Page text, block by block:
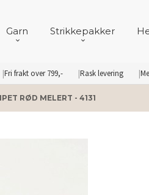
Fri frakt over 799,- Rask levering
Garn Strikkepakker
RØD MELERT - 4131